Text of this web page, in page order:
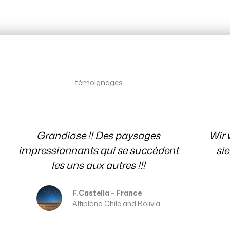
témoignages
Wir wissen es sehr zu schätzen, dass
sie immer für uns mit Rat und Tat
per E-Mail da waren. Danke
Erika and Franz
Patagonia Chile